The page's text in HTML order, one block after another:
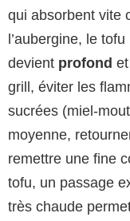
qui absorbent vite
l’aubergine, le
devient profond
grill, éviter les
sucrées (miel-
moyenne,
remettre une fine
tofu, un passage
très chaude